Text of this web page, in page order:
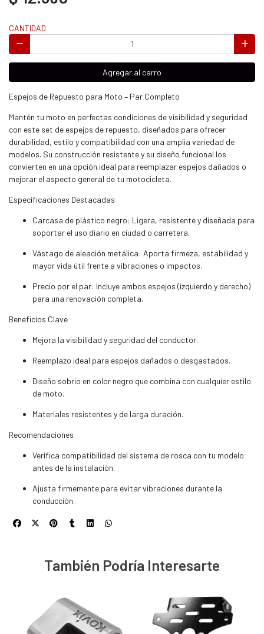
CANTIDAD
Agregar al carro
Espejos de Repuesto para Moto – Par Completo
Mantén tu moto en perfectas condiciones de visibilidad y seguridad
con este set de espejos de repuesto, diseñados para ofrecer
durabilidad, estilo y compatibilidad con una amplia variedad de
modelos. Su construcción resistente y su diseño funcional los
convierten en una opción ideal para reemplazar espejos dañados o
mejorar el aspecto general de tu motocicleta.
Especificaciones Destacadas
Carcasa de plástico negro: Ligera, resistente y diseñada para
soportar el uso diario en ciudad o carretera.
Vástago de aleación metálica: Aporta firmeza, estabilidad y
mayor vida útil frente a vibraciones o impactos.
Precio por el par: Incluye ambos espejos (izquierdo y derecho)
para una renovación completa.
Beneficios Clave
Mejora la visibilidad y seguridad del conductor.
Reemplazo ideal para espejos dañados o desgastados.
Diseño sobrio en color negro que combina con cualquier estilo
de moto.
Materiales resistentes y de larga duración.
Recomendaciones
Verifica compatibilidad del sistema de rosca con tu modelo
antes de la instalación.
Ajusta firmemente para evitar vibraciones durante la
conducción.
También Podría Interesarte